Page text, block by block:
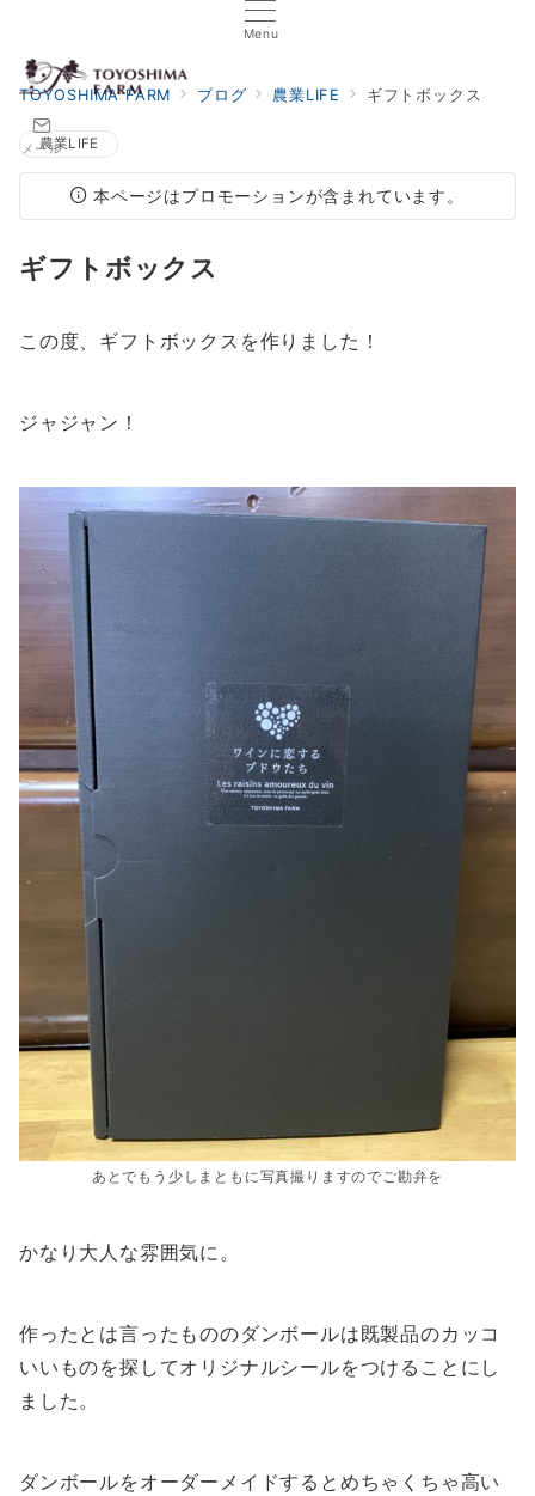
Menu
メール
TOYOSHIMA FARM ブログ 農業LIFE ギフトボックス
農業LIFE
本ページはプロモーションが含まれています。
ギフトボックス
この度、ギフトボックスを作りました！
ジャジャン！
あとでもう少しまともに写真撮りますのでご勘弁を
かなり大人な雰囲気に。
作ったとは言ったもののダンボールは既製品のカッコ
いいものを探してオリジナルシールをつけることにし
ました。
ダンボールをオーダーメイドするとめちゃくちゃ高い